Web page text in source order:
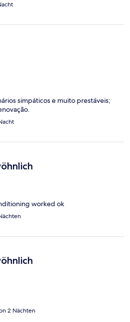
simpáticos e muito prestáveis;
worked ok
2 Nächten